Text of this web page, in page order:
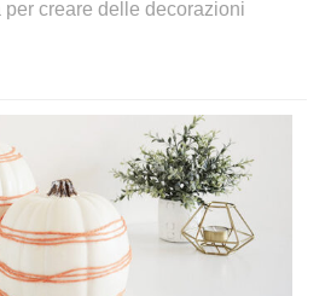
creare delle decorazioni